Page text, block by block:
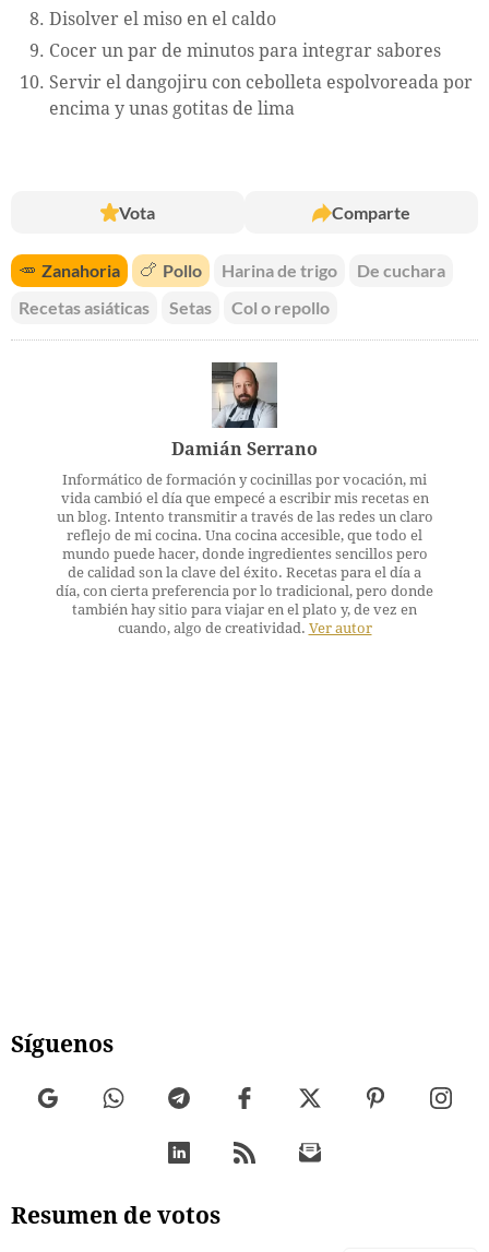
Disolver el miso en el caldo
Cocer un par de minutos para integrar sabores
Servir el dangojiru con cebolleta espolvoreada por
encima y unas gotitas de lima
Vota Comparte
🥕 Zanahoria 🍗 Pollo Harina de trigo
De cuchara
Recetas asiáticas
Setas Col o repollo
Damián Serrano
Informático de formación y cocinillas por vocación, mi
vida cambió el día que empecé a escribir mis recetas en
un blog. Intento transmitir a través de las redes un claro
reflejo de mi cocina. Una cocina accesible, que todo el
mundo puede hacer, donde ingredientes sencillos pero
de calidad son la clave del éxito. Recetas para el día a
día, con cierta preferencia por lo tradicional, pero donde
también hay sitio para viajar en el plato y, de vez en
cuando, algo de creatividad. Ver autor
Síguenos
Resumen de votos